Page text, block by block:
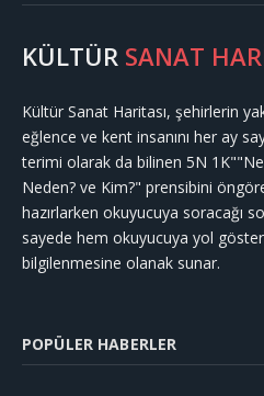
KÜLTÜR SANAT
Kültür Sanat Haritası, şehirlerin
eğlence ve kent insanını her ay
terimi olarak da bilinen 5N
Neden? ve Kim?" prensibini
hazırlarken okuyucuya soracağı
sayede hem okuyucuya yol
bilgilenmesine olanak sunar.
POPÜLER HABERLER